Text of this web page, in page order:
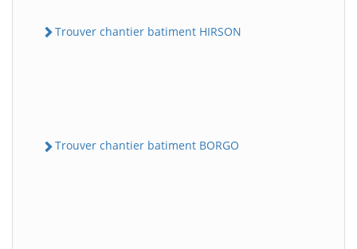
Trouver chantier batiment HIRSON
Trouver chantier batiment BORGO